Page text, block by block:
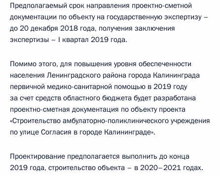
Предполагаемый срок направления проектно-сметной
документации по объекту на государственную экспертизу –
до 20 декабря 2018 года, получения заключения
экспертизы – I квартал 2019 года.
Помимо этого, для повышения уровня обеспеченности
населения Ленинградского района города Калининграда
первичной медико-санитарной помощью в 2019 году
за счет средств областного бюджета будет разработана
проектно-сметная документация по объекту проекта
«Строительство амбулаторно-поликлинического учреждения
по улице Согласия в городе Калининграде».
Проектирование предполагается выполнить до конца
2019 года, строительство объекта – в 2020–2021 годах.